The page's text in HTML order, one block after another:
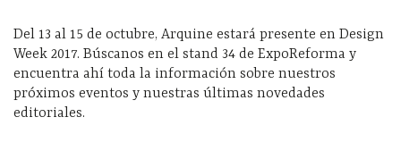
Del 13 al 15 de octubre, Arquine estará presente en Design
Week 2017. Búscanos en el stand 34 de ExpoReforma y
encuentra ahí toda la información sobre nuestros
próximos eventos y nuestras últimas novedades
editoriales.